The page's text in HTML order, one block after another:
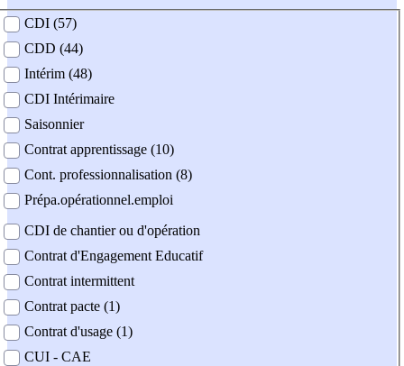
contrat
CDI (57)
CDD (44)
Intérim (48)
CDI Intérimaire
Saisonnier
Contrat apprentissage (10)
Cont. professionnalisation (8)
Prépa.opérationnel.emploi
CDI de chantier ou d'opération
Contrat d'Engagement Educatif
Contrat intermittent
Contrat pacte (1)
Contrat d'usage (1)
CUI - CAE